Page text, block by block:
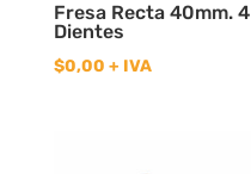
Fresa Recta 40mm. 4
Dientes
$0,00 + IVA